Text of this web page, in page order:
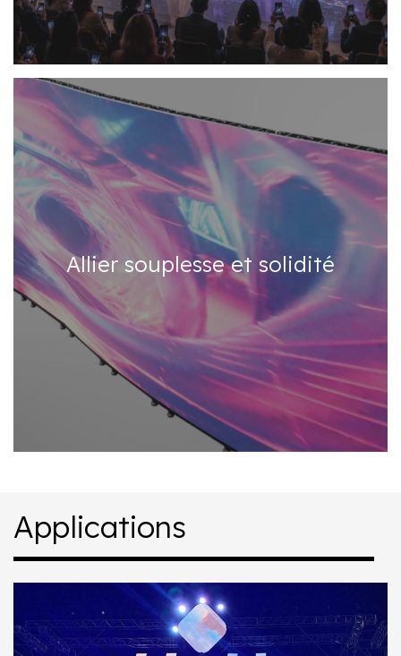
Allier souplesse et solidité
Applications